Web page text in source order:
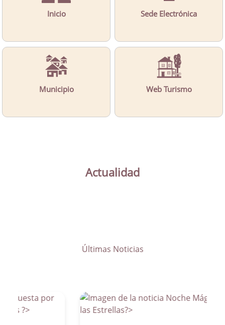
Inicio Sede Electrónica
Municipio Web Turismo
Actualidad
Últimas Noticias